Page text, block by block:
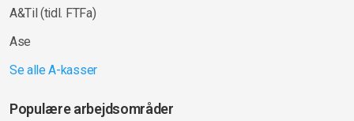
A&Til (tidl. FTFa)
Ase
Se alle A-kasser
Populære arbejdsområder